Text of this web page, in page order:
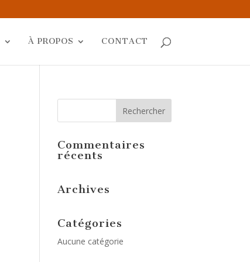
À PROPOS CONTACT
Commentaires
récents
Archives
Catégories
Aucune catégorie